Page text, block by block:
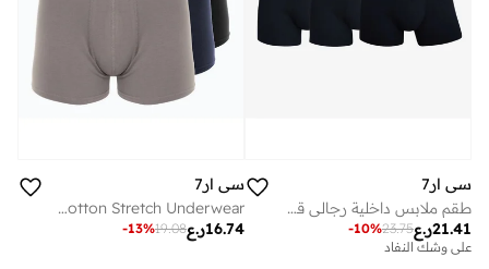
سي ار7
طقم ملابس داخلية رجالي قطن مطاطي قطع - راحة مسامية، مقاس داعم، حزام خصر بشعار أنيق
ر.ع21.41
23.75
-10%
على وشك النفاد
سي ار7
CR7 Men’s Basic Trunks – 3 Pack | Multicolor Premium Cotton Stretch Underwear
ر.ع16.74
19.08
-13%